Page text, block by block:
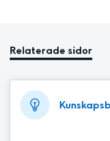
Relaterade sidor